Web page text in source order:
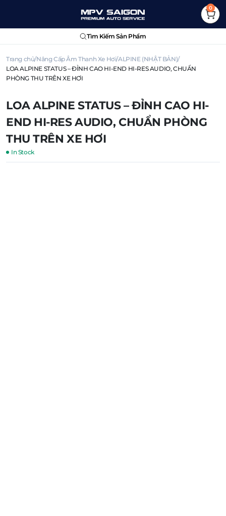
0
Tìm Kiếm Sản Phẩm
Trang chủ Nâng Cấp Âm Thanh Xe Hơi ALPINE (NHẬT BẢN)
LOA ALPINE STATUS – ĐỈNH CAO HI-END HI-RES AUDIO, CHUẨN
PHÒNG THU TRÊN XE HƠI
LOA ALPINE STATUS – ĐỈNH CAO HI-
END HI-RES AUDIO, CHUẨN PHÒNG
THU TRÊN XE HƠI
In Stock